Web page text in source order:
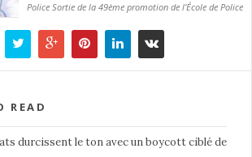
Police Sortie de la 49ème promotion de l’École de Police
READ
durcissent le ton avec un boycott ciblé de